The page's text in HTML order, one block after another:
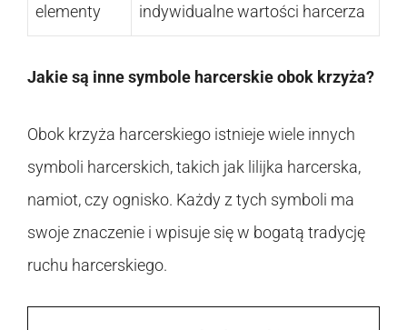
elementy
indywidualne wartości harcerza
Jakie są inne symbole harcerskie obok krzyża?
Obok krzyża harcerskiego istnieje wiele innych
symboli harcerskich, takich jak lilijka harcerska,
namiot, czy ognisko. Każdy z tych symboli ma
swoje znaczenie i wpisuje się w bogatą tradycję
ruchu harcerskiego.